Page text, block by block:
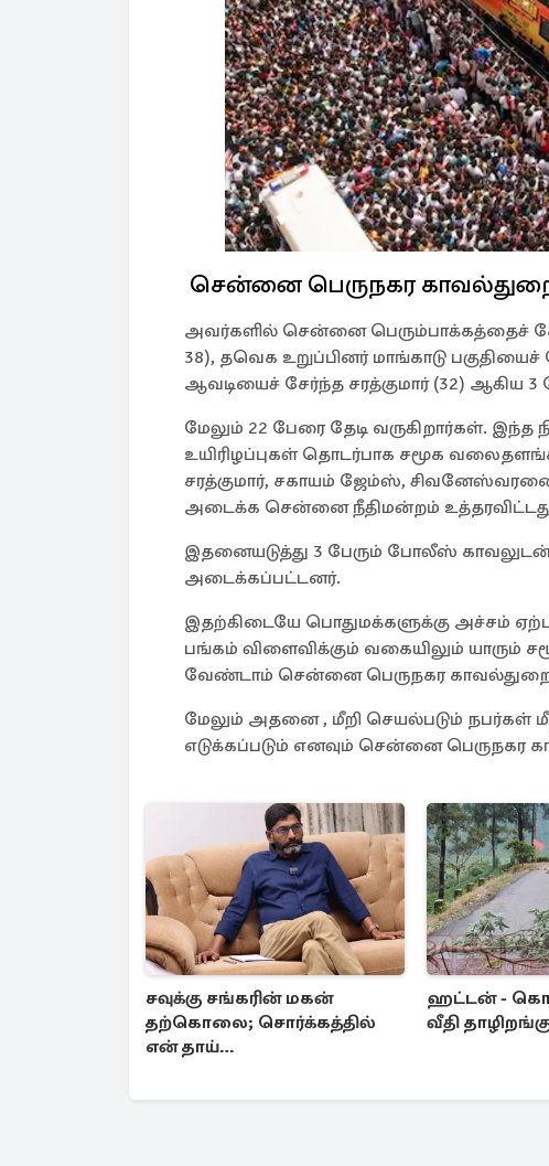
சென்னை பெருநகர
அவர்களில் சென்னை பெரும்பாக்கத்தைச்
38), தவெக உறுப்பினர் மாங்காடு
ஆவடியைச் சேர்ந்த சரத்குமார் (32) ஆகிய
மேலும் 22 பேரை தேடி வருகிறார்கள். இந்த
உயிரிழப்புகள் தொடர்பாக சமூக
சரத்குமார், சகாயம் ஜேம்ஸ்,
அடைக்க சென்னை நீதிமன்றம்
இதனையடுத்து 3 பேரும் போலீஸ்
அடைக்கப்பட்டனர்.
இதற்கிடையே பொதுமக்களுக்கு அச்சம்
பங்கம் விளைவிக்கும் வகையிலும்
வேண்டாம் சென்னை பெருநகர காவல்துறை
மேலும் அதனை , மீறி செயல்படும் நபர்கள்
எடுக்கப்படும் எனவும் சென்னை பெருநகர
சவுக்கு சங்கரின் மகன்
தற்கொலை; சொர்க்கத்தில்
என் தாய்
பதிவு
ஹட்டன் -
வீதி